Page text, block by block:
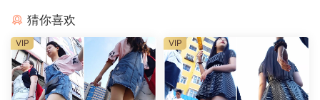
猜你喜欢
VIP VIP